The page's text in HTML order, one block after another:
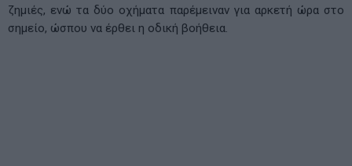
ζημιές, ενώ τα δύο οχήματα παρέμειναν για αρκετή ώρα στο
σημείο, ώσπου να έρθει η οδική βοήθεια.